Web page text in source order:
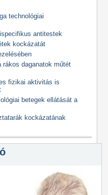
technológiai
antitestek
kockázatát
daganatok műtét
fizikai aktivitás is
betegek ellátását a
kockázatának